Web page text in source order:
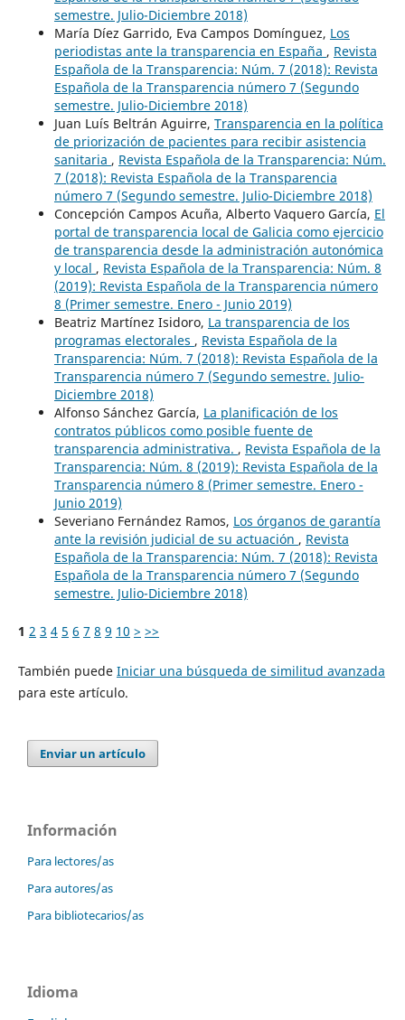
semestre. Julio-Diciembre 2018)
María Díez Garrido, Eva Campos Domínguez, Los
periodistas ante la transparencia en España , Revista
Española de la Transparencia: Núm. 7 (2018): Revista
Española de la Transparencia número 7 (Segundo
semestre. Julio-Diciembre 2018)
Juan Luís Beltrán Aguirre, Transparencia en la política
de priorización de pacientes para recibir asistencia
sanitaria , Revista Española de la Transparencia: Núm.
7 (2018): Revista Española de la Transparencia
número 7 (Segundo semestre. Julio-Diciembre 2018)
Concepción Campos Acuña, Alberto Vaquero García, El
portal de transparencia local de Galicia como ejercicio
de transparencia desde la administración autonómica
y local , Revista Española de la Transparencia: Núm. 8
(2019): Revista Española de la Transparencia número
8 (Primer semestre. Enero - Junio 2019)
Beatriz Martínez Isidoro, La transparencia de los
programas electorales , Revista Española de la
Transparencia: Núm. 7 (2018): Revista Española de la
Transparencia número 7 (Segundo semestre. Julio-
Diciembre 2018)
Alfonso Sánchez García, La planificación de los
contratos públicos como posible fuente de
transparencia administrativa. , Revista Española de la
Transparencia: Núm. 8 (2019): Revista Española de la
Transparencia número 8 (Primer semestre. Enero -
Junio 2019)
Severiano Fernández Ramos, Los órganos de garantía
ante la revisión judicial de su actuación , Revista
Española de la Transparencia: Núm. 7 (2018): Revista
Española de la Transparencia número 7 (Segundo
semestre. Julio-Diciembre 2018)
1 2 3 4 5 6 7 8 9 10 > >>
También puede Iniciar una búsqueda de similitud avanzada
para este artículo.
Enviar un artículo
Información
Para lectores/as
Para autores/as
Para bibliotecarios/as
Idioma